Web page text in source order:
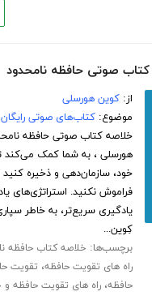
کتاب صوتی حافظه نامحدود
از:کوین هورسلی
موضوع:کتاب‌های صوتی
خلاصه کتاب صوتی حافظه
هورسلی ، به شما کمک می‌کند
خود، سازمان‌دهی و ذخیره کنید
فراموش نکنید. استراتژی‌های
یادگیری سریع‌تر، به خاطر
کِوین...
برچسب‌ها: خلاصه کتاب حافظه
راه های تقویت حافظه، تقویت
حافظه،راه های تقویت حافظه و